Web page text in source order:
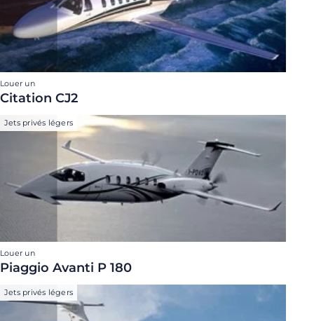
Louer un
Citation CJ2
Jets privés légers
Louer un
Piaggio Avanti P 180
Jets privés légers